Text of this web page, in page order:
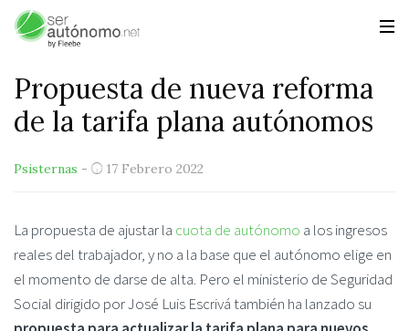
Propuesta de nueva reforma
de la tarifa plana autónomos
Psisternas - 17 Febrero 2022
La propuesta de ajustar la cuota de autónomo a los ingresos
reales del trabajador, y no a la base que el autónomo elige en
el momento de darse de alta. Pero el ministerio de Seguridad
Social dirigido por José Luis Escrivá también ha lanzado su